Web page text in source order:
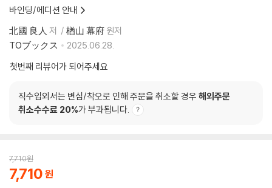
바인딩/에디션 안내
北國 良人 저 楢山 幕府 원저
TOブックス
2025.06.28.
첫번째 리뷰어가 되어주세요
직수입외서는 변심/착오로 인해 주문을 취소할 경우 해외주문
취소수수료 20%가 부과됩니다.
7,710원
7,710